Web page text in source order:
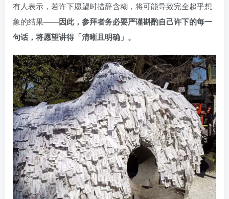
有人表示，若许下愿望时措辞含糊，将可能导致完全超乎想
象的结果——因此，参拜者务必要严谨斟酌自己许下的每一
句话，将愿望讲得「清晰且明确」。